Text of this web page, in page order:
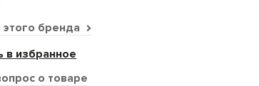
бренда
о товаре